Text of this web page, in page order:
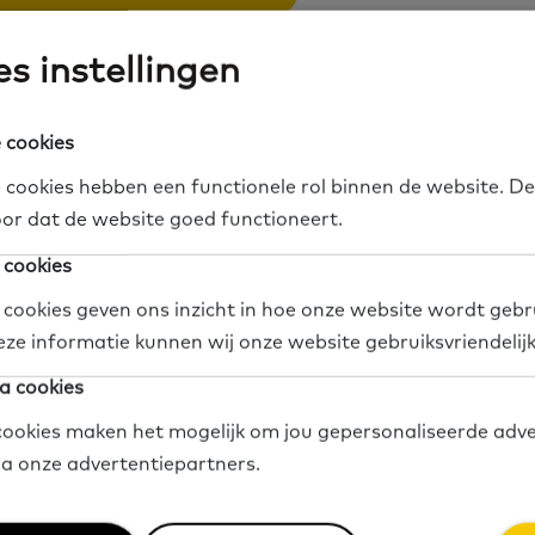
van kenmerken, motivatie, geschikte cursussen en
als gemeente focus aanbrengen en onderbouwde
laaggeletterdheid.
over het vernieuwde dasboard
instellingen
cookies
cookies hebben een functionele rol binnen de website.
dat de website goed functioneert.
geven ons inzicht in hoe onze website wordt
informatie kunnen wij onze website
cookies
maken het mogelijk om jou gepersonaliseerde
onze advertentiepartners.